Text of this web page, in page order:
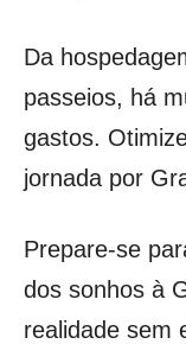
Da
passeios, há
gastos.
jornada por
Prepare-se
dos sonhos à
realidade sem